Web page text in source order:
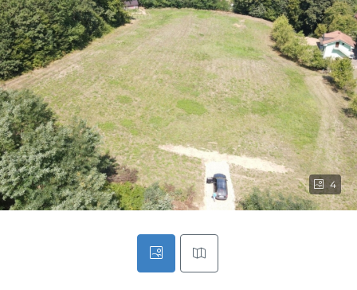
4